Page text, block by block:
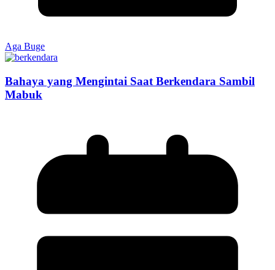
Aga Buge
Bahaya yang Mengintai Saat Berkendara Sambil
Mabuk